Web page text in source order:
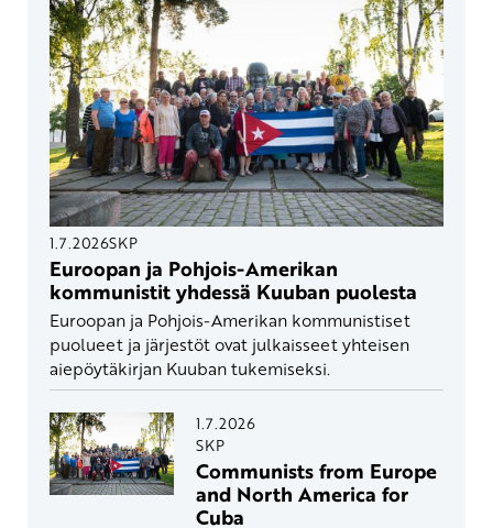
1.7.2026SKP
Euroopan ja Pohjois-Amerikan
kommunistit yhdessä Kuuban puolesta
Euroopan ja Pohjois-Amerikan kommunistiset
puolueet ja järjestöt ovat julkaisseet yhteisen
aiepöytäkirjan Kuuban tukemiseksi.
1.7.2026
SKP
Communists from Europe
and North America for
Cuba